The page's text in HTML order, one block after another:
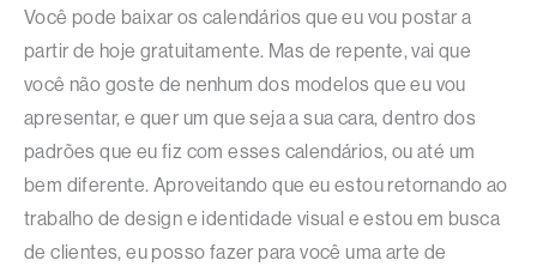
Você pode baixar os calendários que eu vou postar a
partir de hoje gratuitamente. Mas de repente, vai que
você não goste de nenhum dos modelos que eu vou
apresentar, e quer um que seja a sua cara, dentro dos
padrões que eu fiz com esses calendários, ou até um
bem diferente. Aproveitando que eu estou retornando ao
trabalho de design e identidade visual e estou em busca
de clientes, eu posso fazer para você uma arte de